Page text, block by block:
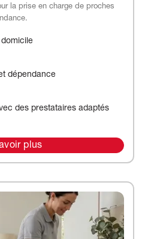
la prise en charge de proches
dépendance
des prestataires adaptés
plus